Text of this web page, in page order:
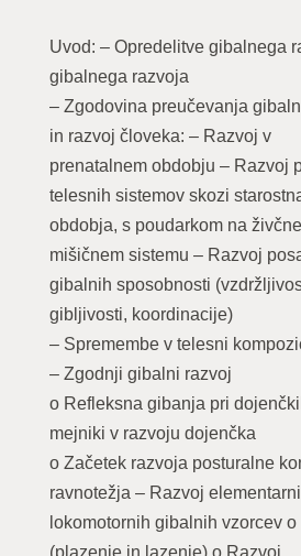
Uvod: – Opredelitve gibalnega
gibalnega razvoja
– Zgodovina preučevanja
in razvoj človeka: – Razvoj v
prenatalnem obdobju – Razvoj
telesnih sistemov skozi
obdobja, s poudarkom na
mišičnem sistemu – Razvoj
gibalnih sposobnosti
gibljivosti, koordinacije)
– Spremembe v telesni
– Zgodnji gibalni razvoj
o Refleksna gibanja pri
mejniki v razvoju dojenčka
o Začetek razvoja posturalne
ravnotežja – Razvoj
lokomotornih gibalnih vzorcev
(plazenje in lazenje) o Razvoj